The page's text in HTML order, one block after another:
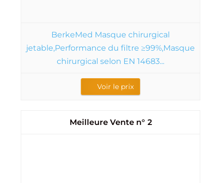
BerkeMed Masque chirurgical
jetable,Performance du filtre ≥99%,Masque
chirurgical selon EN 14683...
Voir le prix
2